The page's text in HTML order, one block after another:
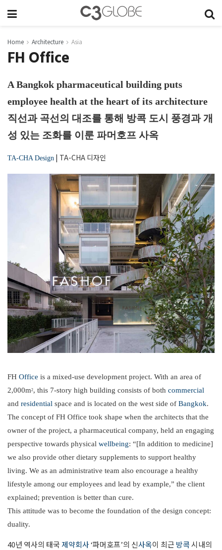
Home Architecture Asia
FH Office
A Bangkok pharmaceutical building puts
employee health at the heart of its architecture
직선과 곡선의 대조를 통해 방콕 도시 풍경과 개
성 있는 조화를 이룬 파머호프 사옥
TA-CHA Design | TA-CHA 디자인
FH Office is a mixed-use development project. With an area of
2,000m2, this 7-story high building consists of both commercial
and residential space and is located on the west side of Bangkok.
The concept of FH Office took shape when the architects that the
owner of the project, a pharmaceutical company, held an engaging
perspective towards physical wellbeing: “[In addition to medicine]
we also provide other dietary supplements to support healthy
living. We as an administrative team also encourage a healthy
lifestyle among our employees and lead by example,” the client
explained; prevention is better than cure.
This attitude was to become the foundation of the design concept:
duality.
40년 역사의 태국 제약회사‘파머호프’의 신사옥이 최근 방콕시내의